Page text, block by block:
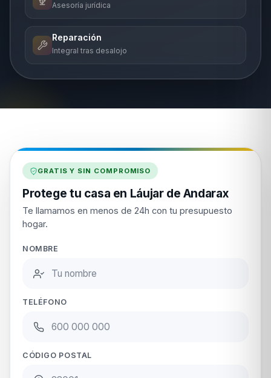
Asesoría jurídica
Reparación
Integral tras desalojo
GRATIS Y SIN COMPROMISO
Protege tu casa en Láujar de Andarax
Te llamamos en menos de 24h con tu presupuesto
hogar.
NOMBRE
TELÉFONO
CÓDIGO POSTAL